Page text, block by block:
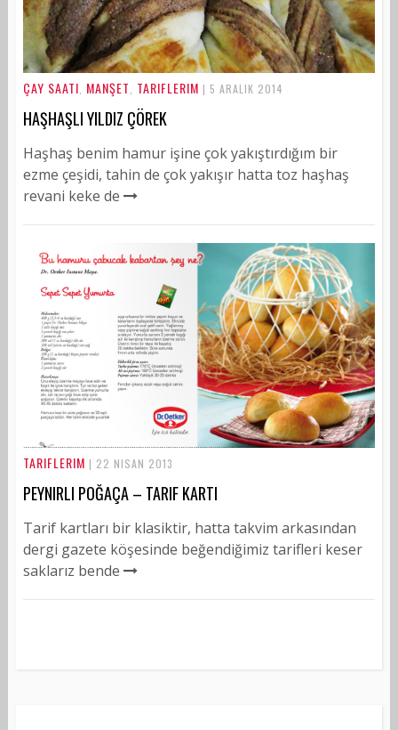
ÇAY SAATI MANŞET TARIFLERIM | 5 ARALIK 2014
HAŞHAŞLI YILDIZ ÇÖREK
Haşhaş benim hamur işine çok yakıştırdığım bir
ezme çeşidi, tahin de çok yakışır hatta toz haşhaş
revani keke de
TARIFLERIM | 22 NISAN 2013
PEYNIRLI POĞAÇA – TARIF KARTI
Tarif kartları bir klasiktir, hatta takvim arkasından
dergi gazete köşesinde beğendiğimiz tarifleri keser
saklarız bende